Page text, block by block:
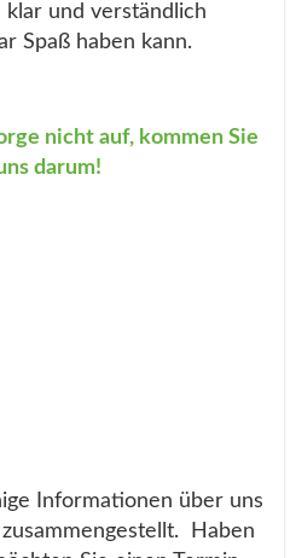
klar und verständlich
Spaß haben kann.
nicht auf, kommen Sie
darum!
Informationen über uns
Haben